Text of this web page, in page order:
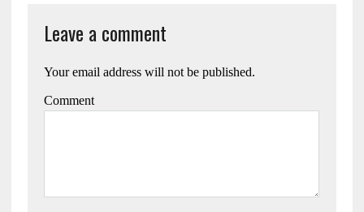
Leave a comment
Your email address will not be published.
Comment